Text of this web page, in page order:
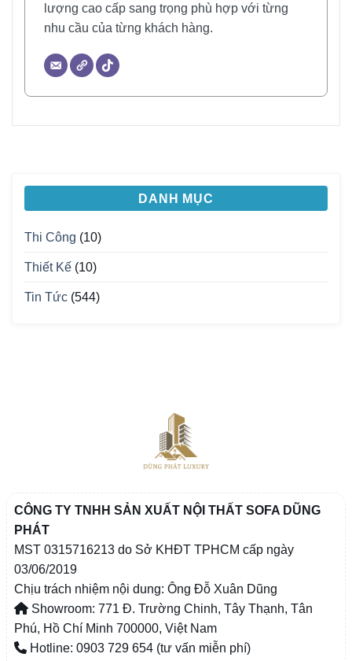
lượng cao cấp sang trọng phù hợp với từng
nhu cầu của từng khách hàng.
DANH MỤC
Thi Công (10)
Thiết Kế (10)
Tin Tức (544)
CÔNG TY TNHH SẢN XUẤT NỘI THẤT SOFA DŨNG
PHÁT
MST 0315716213 do Sở KHĐT TPHCM cấp ngày
03/06/2019
Chịu trách nhiệm nội dung: Ông Đỗ Xuân Dũng
Showroom: 771 Đ. Trường Chinh, Tây Thạnh, Tân
Phú, Hồ Chí Minh 700000, Việt Nam
Hotline: 0903 729 654 (tư vấn miễn phí)